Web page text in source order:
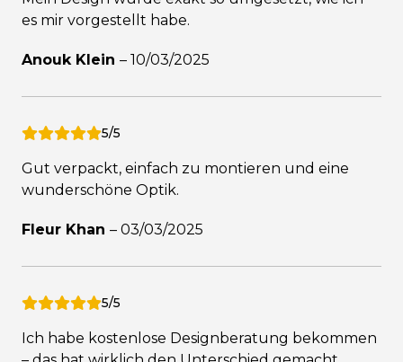
es mir vorgestellt habe.
Anouk Klein – 10/03/2025
5/5
Gut verpackt, einfach zu montieren und eine
wunderschöne Optik.
Fleur Khan – 03/03/2025
5/5
Ich habe kostenlose Designberatung bekommen